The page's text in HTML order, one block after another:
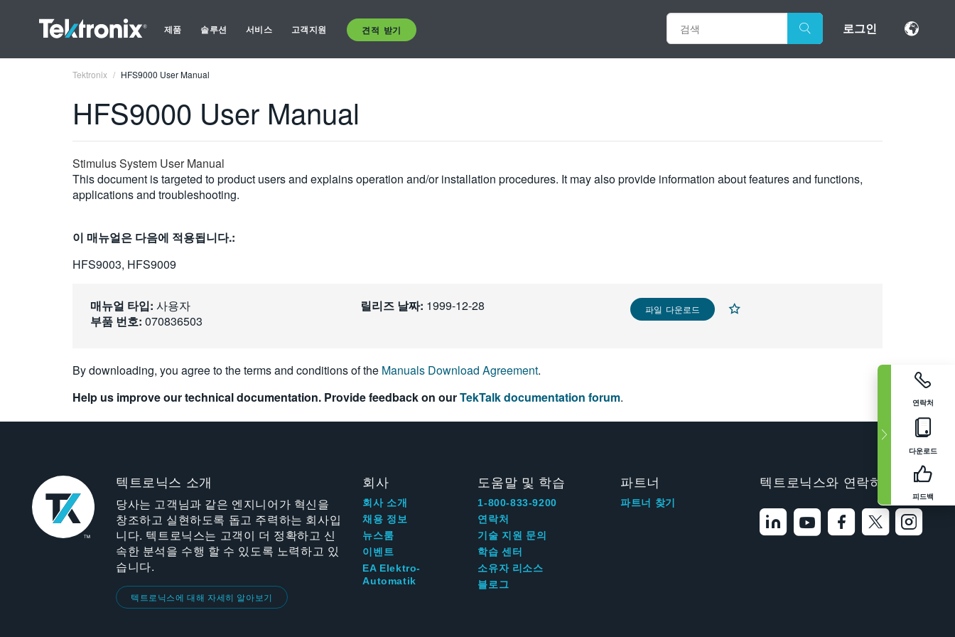
제품 솔루션 서비스 고객지원 견적 받기 로그인
연락처
다운로드
피드백
Tektronix HFS9000 User Manual
HFS9000 User Manual
Stimulus System User Manual
This document is targeted to product users and explains operation and/or installation procedures. It may also provide information about features and functions,
applications and troubleshooting.
이 매뉴얼은 다음에 적용됩니다.:
HFS9003, HFS9009
매뉴얼 타입: 사용자
부품 번호: 070836503
릴리즈 날짜: 1999-12-28 파일 다운로드
By downloading, you agree to the terms and conditions of the Manuals Download Agreement.
Help us improve our technical documentation. Provide feedback on ourTekTalk documentation forum.
텍트로닉스 소개
당사는 고객님과 같은 엔지니어가 혁신을
창조하고 실현하도록 돕고 주력하는 회사입
니다. 텍트로닉스는 고객이 더 정확하고 신
속한 분석을 수행 할 수 있도록 노력하고 있
습니다.
텍트로닉스에 대해 자세히 알아보기
회사
회사 소개
채용 정보
뉴스룸
이벤트
EA Elektro-
Automatik
도움말 및 학습
1-800-833-9200
연락처
기술 지원 문의
학습 센터
소유자 리소스
블로그
파트너
파트너 찾기
텍트로닉스와 연락하기